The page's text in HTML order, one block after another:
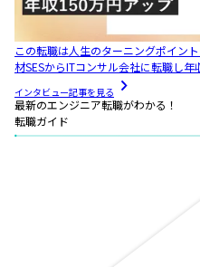
この転職は人生のターニングポイン
材SESからITコンサル会社に転職し
インタビュー記事を見る
最新のエンジニア転職がわかる！
転職ガイド